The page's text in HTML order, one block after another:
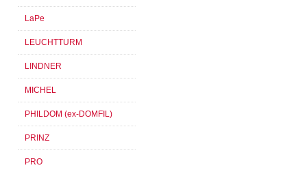
LaPe
LEUCHTTURM
LINDNER
MICHEL
PHILDOM (ex-DOMFIL)
PRINZ
PRO